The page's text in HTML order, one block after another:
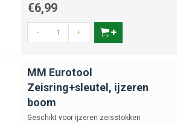
€6,99
- +
MM Eurotool
Zeisring+sleutel, ijzeren
boom
Geschikt voor ijzeren zeisstokken